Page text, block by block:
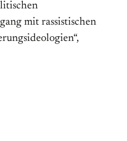
mit rassistischen